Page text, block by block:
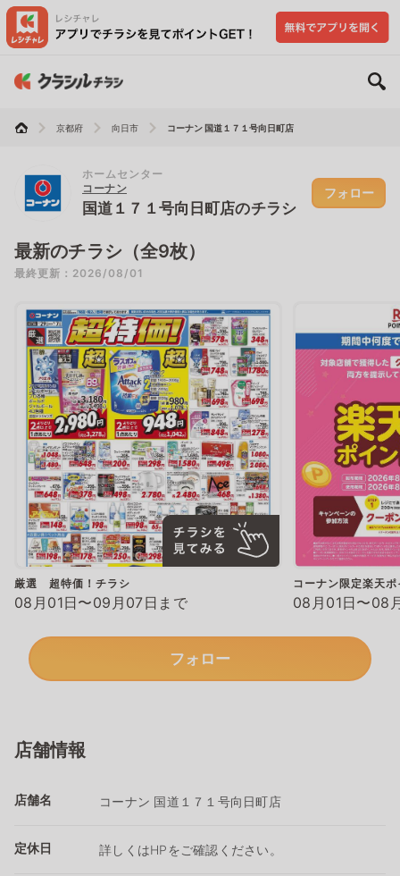
京都府 向日市 コーナン 国道１７１号向日町店
ホームセンター
コーナン
国道１７１号向日町店のチラシ
フォロー
最新のチラシ（全9枚）
最終更新：2026/08/01
厳選 超特価！チラシ
08月01日〜09月07日まで
コーナン限定楽天
08月01日〜08
フォロー
店舗情報
店舗名 コーナン 国道１７１号向日町店
定休日 詳しくはHPをご確認ください。